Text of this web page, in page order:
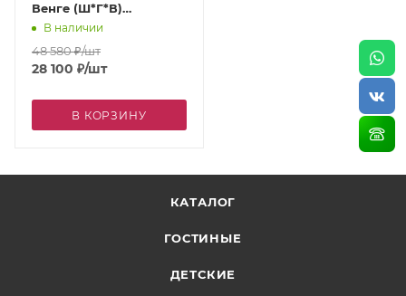
Венге (Ш*Г*В)
1575*563*2270 мм
В наличии
48 580₽/шт
28 100 ₽/шт
В КОРЗИНУ
КАТАЛОГ
ГОСТИНЫЕ
ДЕТСКИЕ